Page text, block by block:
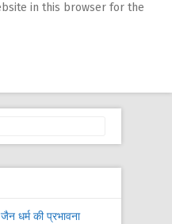
in this browser for the
धर्म की प्रभावना